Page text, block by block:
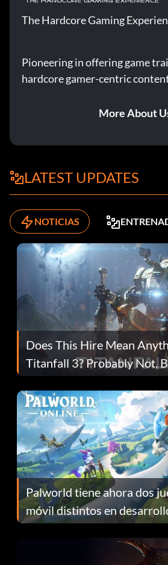
The Hardcore Gaming
Pioneering in offering game
hardcore gamer-centric
More About
LATEST UPDATES
NOTICIAS
Does This Hire Mean
Titanfall 3? Probably Not,
Fans Are Hopeful
Palworld tiene ahora dos
móvil distintos en
continuación te explicamos